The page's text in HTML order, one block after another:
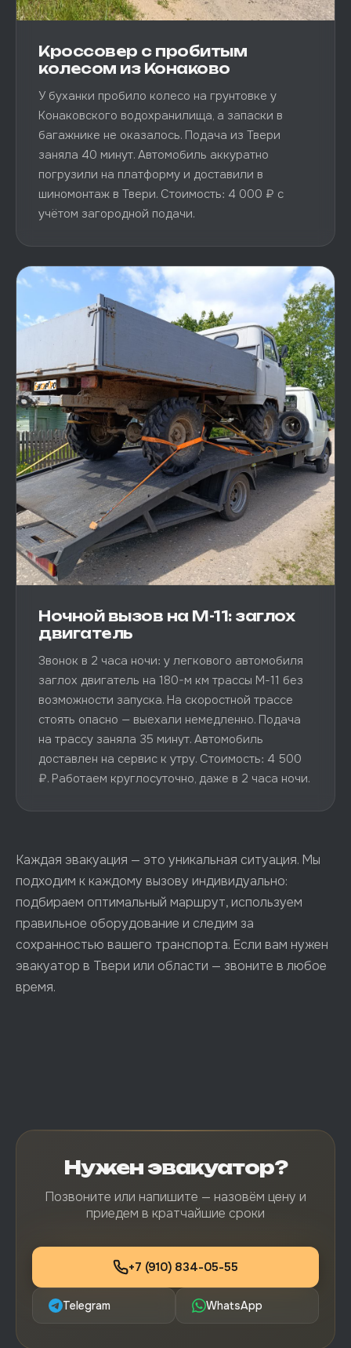
Кроссовер с пробитым
колесом из Конаково
У буханки пробило колесо на грунтовке у
Конаковского водохранилища, а запаски в
багажнике не оказалось. Подача из Твери
заняла 40 минут. Автомобиль аккуратно
погрузили на платформу и доставили в
шиномонтаж в Твери. Стоимость: 4 000 ₽ с
учётом загородной подачи.
Ночной вызов на М-11: заглох
двигатель
Звонок в 2 часа ночи: у легкового автомобиля
заглох двигатель на 180-м км трассы М-11 без
возможности запуска. На скоростной трассе
стоять опасно — выехали немедленно. Подача
на трассу заняла 35 минут. Автомобиль
доставлен на сервис к утру. Стоимость: 4 500
₽. Работаем круглосуточно, даже в 2 часа ночи.
Каждая эвакуация — это уникальная ситуация. Мы
подходим к каждому вызову индивидуально:
подбираем оптимальный маршрут, используем
правильное оборудование и следим за
сохранностью вашего транспорта. Если вам нужен
эвакуатор в Твери или области — звоните в любое
время.
Нужен эвакуатор?
Позвоните или напишите — назовём цену и
приедем в кратчайшие сроки
+7 (910) 834-05-55
Telegram WhatsApp